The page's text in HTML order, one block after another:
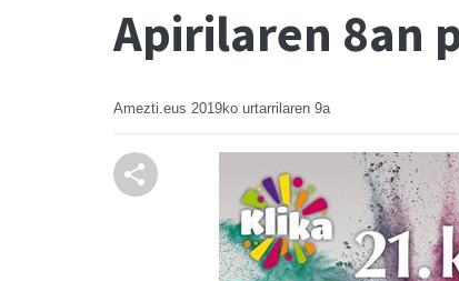
Apirilaren 8an
Amezti.eus 2019ko urtarrilaren 9a